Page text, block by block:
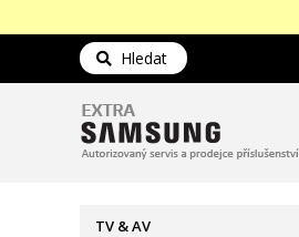
Hledat
TV & AV